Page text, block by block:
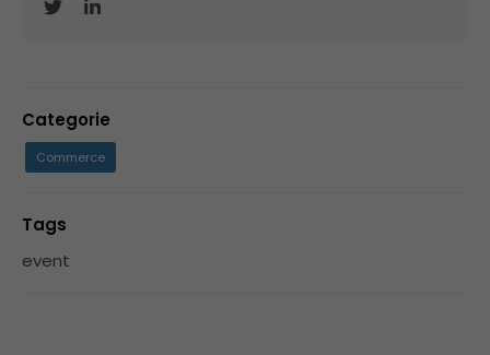
Categorie
Commerce
Tags
event